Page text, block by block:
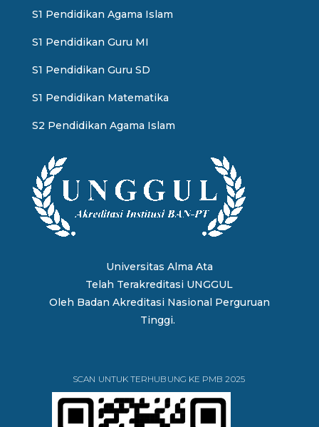
S1 Pendidikan Agama Islam
S1 Pendidikan Guru MI
S1 Pendidikan Guru SD
S1 Pendidikan Matematika
S2 Pendidikan Agama Islam
Universitas Alma Ata
Telah Terakreditasi UNGGUL
Oleh Badan Akreditasi Nasional Perguruan
Tinggi.
SCAN UNTUK TERHUBUNG KE PMB 2025